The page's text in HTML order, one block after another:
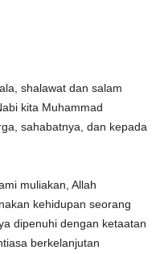
shalawat dan salam
kita Muhammad
sahabatnya, dan kepada
muliakan, Allah
kehidupan seorang
dipenuhi dengan ketaatan
berkelanjutan